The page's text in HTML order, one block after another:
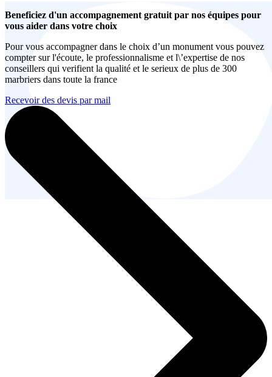
Beneficiez d'un accompagnement gratuit par nos équipes pour
vous aider dans votre choix
Pour vous accompagner dans le choix d’un monument vous pouvez
compter sur l'écoute, le professionnalisme et l\’expertise de nos
conseillers qui verifient la qualité et le serieux de plus de 300
marbriers dans toute la france
Recevoir des devis par mail